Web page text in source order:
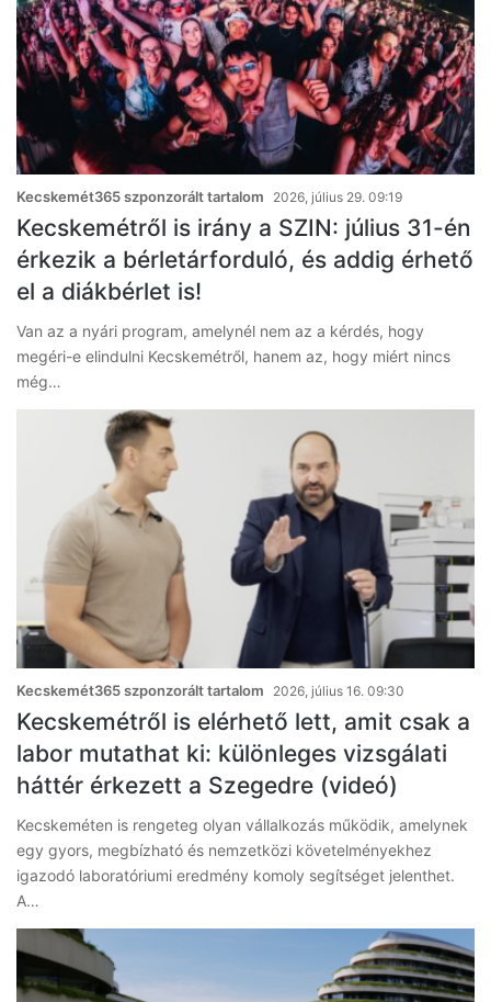
Kecskemét365 szponzorált tartalom 2026, július 29. 09:19
Kecskemétről is irány a SZIN: július 31-én
érkezik a bérletárforduló, és addig érhető
el a diákbérlet is!
Van az a nyári program, amelynél nem az a kérdés, hogy
megéri-e elindulni Kecskemétről, hanem az, hogy miért nincs
még…
Kecskemét365 szponzorált tartalom 2026, július 16. 09:30
Kecskemétről is elérhető lett, amit csak a
labor mutathat ki: különleges vizsgálati
háttér érkezett a Szegedre (videó)
Kecskeméten is rengeteg olyan vállalkozás működik, amelynek
egy gyors, megbízható és nemzetközi követelményekhez
igazodó laboratóriumi eredmény komoly segítséget jelenthet.
A…